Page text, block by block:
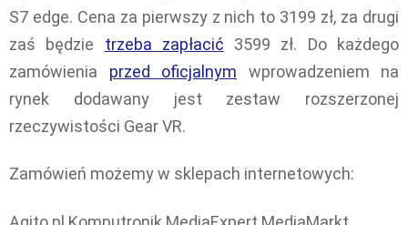
S7 edge. Cena za pierwszy z nich to 3199 zł, za drugi
zaś będzie trzeba zapłacić 3599 zł. Do każdego
zamówienia przed oficjalnym wprowadzeniem na
rynek dodawany jest zestaw rozszerzonej
rzeczywistości Gear VR.
Zamówień możemy w sklepach internetowych: